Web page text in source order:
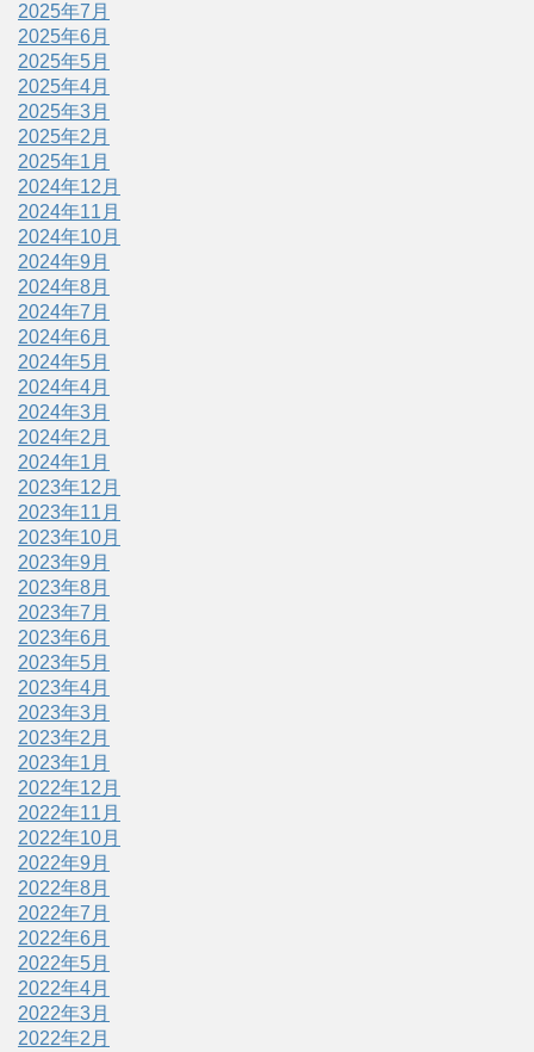
2025年7月
2025年6月
2025年5月
2025年4月
2025年3月
2025年2月
2025年1月
2024年12月
2024年11月
2024年10月
2024年9月
2024年8月
2024年7月
2024年6月
2024年5月
2024年4月
2024年3月
2024年2月
2024年1月
2023年12月
2023年11月
2023年10月
2023年9月
2023年8月
2023年7月
2023年6月
2023年5月
2023年4月
2023年3月
2023年2月
2023年1月
2022年12月
2022年11月
2022年10月
2022年9月
2022年8月
2022年7月
2022年6月
2022年5月
2022年4月
2022年3月
2022年2月